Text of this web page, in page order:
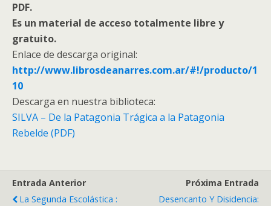
PDF.
Es un material de acceso totalmente libre y
gratuito.
Enlace de descarga original:
http://www.librosdeanarres.com.ar/#!/producto/1
10
Descarga en nuestra biblioteca:
SILVA – De la Patagonia Trágica a la Patagonia
Rebelde (PDF)
Entrada Anterior
La Segunda Escolástica :
Próxima Entrada
Desencanto Y Disidencia: